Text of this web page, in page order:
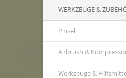
WERKZEUGE &
Pinsel
Airbrush &
Werkzeuge &